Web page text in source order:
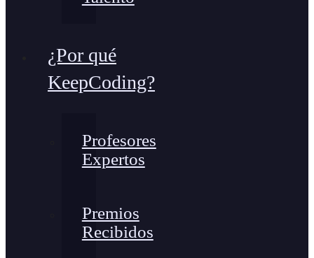
¿Por qué
KeepCoding?
Profesores
Expertos
Premios
Recibidos